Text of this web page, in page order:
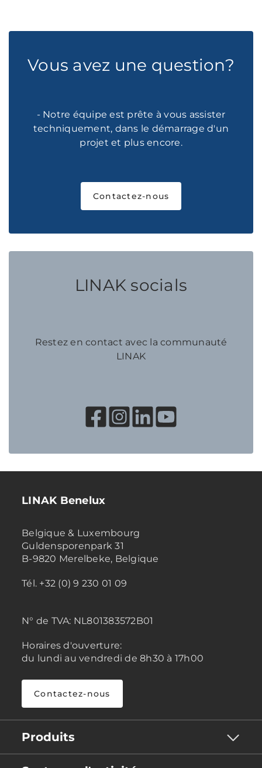
Vous avez une question?
- Notre équipe est prête à vous assister
techniquement, dans le démarrage d'un
projet et plus encore.
Contactez-nous
LINAK socials
Restez en contact avec la communauté
LINAK
LINAK Benelux
Belgique & Luxembourg
Guldensporenpark 31
B-9820 Merelbeke, Belgique
Tél. +32 (0) 9 230 01 09
N° de TVA: NL801383572B01
Horaires d'ouverture:
du lundi au vendredi de 8h30 à 17h00
Contactez-nous
Produits